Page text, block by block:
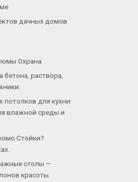
дачных домов
Охрана
раствора,
для кухни:
влажной среды и
Стойки?
столы —
красоты